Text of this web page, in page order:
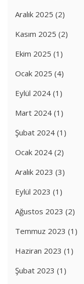
Aralık 2025 (2)
Kasım 2025 (2)
Ekim 2025 (1)
Ocak 2025 (4)
Eylül 2024 (1)
Mart 2024 (1)
Şubat 2024 (1)
Ocak 2024 (2)
Aralık 2023 (3)
Eylül 2023 (1)
Ağustos 2023 (2)
Temmuz 2023 (1)
Haziran 2023 (1)
Şubat 2023 (1)